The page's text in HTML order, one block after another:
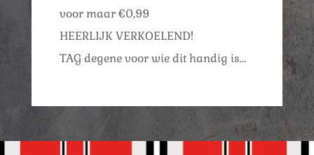
voor maar €0,99
HEERLIJK VERKOELEND!
TAG degene voor wie dit handig is…